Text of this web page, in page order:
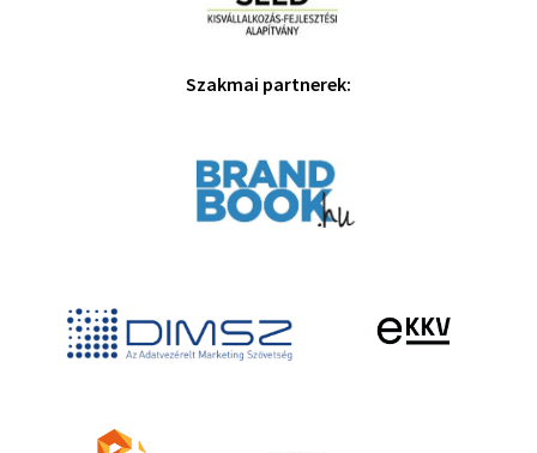
Szakmai partnerek: